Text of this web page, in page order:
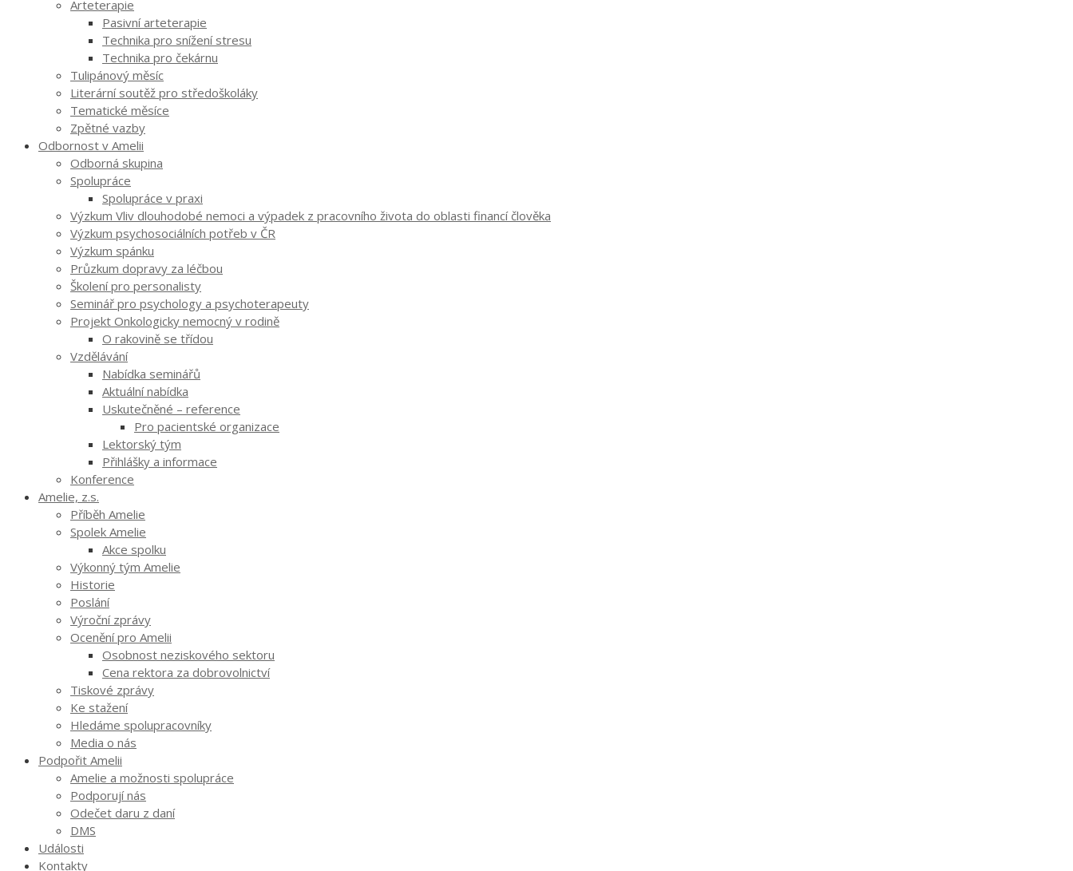
Arteterapie
Pasivní arteterapie
Technika pro snížení stresu
Technika pro čekárnu
Tulipánový měsíc
Literární soutěž pro středoškoláky
Tematické měsíce
Zpětné vazby
Odbornost v Amelii
Odborná skupina
Spolupráce
Spolupráce v praxi
Výzkum Vliv dlouhodobé nemoci a výpadek z pracovního života do oblasti financí člověka
Výzkum psychosociálních potřeb v ČR
Výzkum spánku
Průzkum dopravy za léčbou
Školení pro personalisty
Seminář pro psychology a psychoterapeuty
Projekt Onkologicky nemocný v rodině
O rakovině se třídou
Vzdělávání
Nabídka seminářů
Aktuální nabídka
Uskutečněné – reference
Pro pacientské organizace
Lektorský tým
Přihlášky a informace
Konference
Amelie, z.s.
Příběh Amelie
Spolek Amelie
Akce spolku
Výkonný tým Amelie
Historie
Poslání
Výroční zprávy
Ocenění pro Amelii
Osobnost neziskového sektoru
Cena rektora za dobrovolnictví
Tiskové zprávy
Ke stažení
Hledáme spolupracovníky
Media o nás
Podpořit Amelii
Amelie a možnosti spolupráce
Podporují nás
Odečet daru z daní
DMS
Události
Kontakty